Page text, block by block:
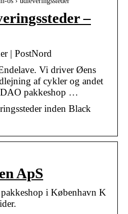
–
| PostNord
Vi driver Øens
af cykler og andet
DAO pakkeshop …
inden Black
ApS
i København K